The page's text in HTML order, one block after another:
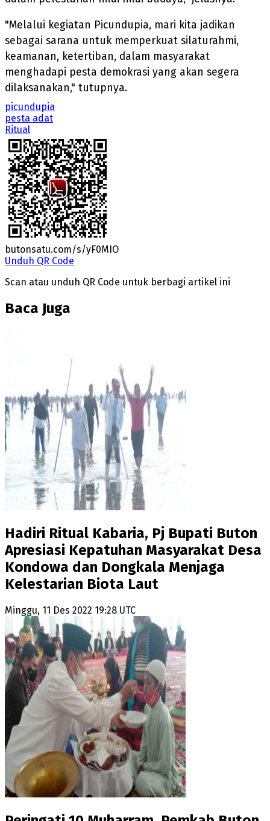
"Melalui kegiatan Picundupia, mari kita jadikan
sebagai sarana untuk memperkuat silaturahmi,
keamanan, ketertiban, dalam masyarakat
menghadapi pesta demokrasi yang akan segera
dilaksanakan," tutupnya.
picundupia
pesta adat
Ritual
butonsatu.com/s/yF0MIO
Unduh QR Code
Scan atau unduh QR Code untuk berbagi artikel ini
Baca Juga
Hadiri Ritual Kabaria, Pj Bupati Buton
Apresiasi Kepatuhan Masyarakat Desa
Kondowa dan Dongkala Menjaga
Kelestarian Biota Laut
Minggu, 11 Des 2022 19:28 UTC